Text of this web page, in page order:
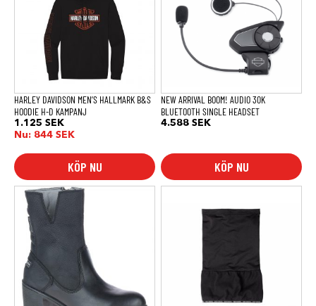
HARLEY DAVIDSON MEN’S HALLMARK B&S
HOODIE H-D KAMPANJ
1.125 SEK
Nu: 844 SEK
KÖP NU
varianter.
alternativen
produktsidan
NEW ARRIVAL BOOM! AUDIO 30K
BLUETOOTH SINGLE HEADSET
4.588 SEK
KÖP NU
Den
här
produkten
har
flera
varianter.
De
olika
alternativen
kan
väljas